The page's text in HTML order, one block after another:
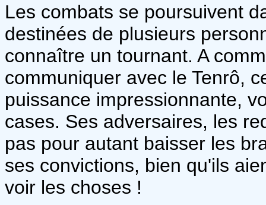
Les combats se poursuivent
destinées de plusieurs
connaître un tournant. A
communiquer avec le Tenrô,
puissance impressionnante,
cases. Ses adversaires, les
pas pour autant baisser les
ses convictions, bien qu'ils
voir les choses !